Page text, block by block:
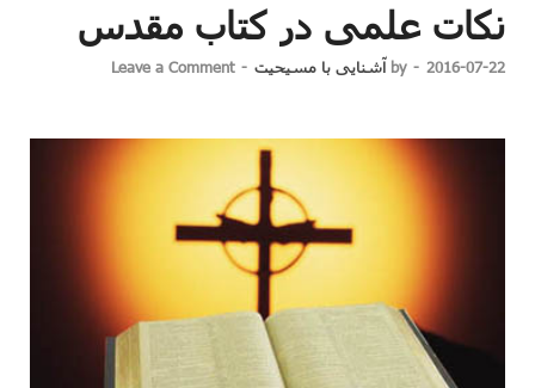
نکات علمی در کتاب مقدس
2016-07-22
-
by آشنایی با مسیحیت -
Leave a Comment